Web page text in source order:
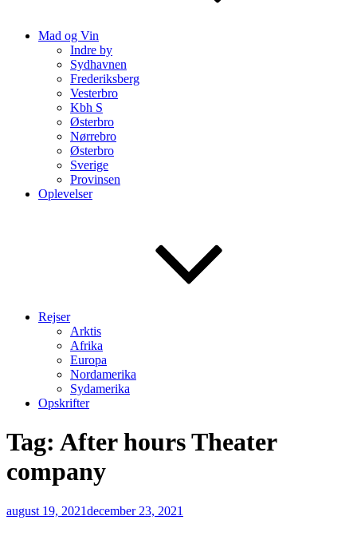
Mad og Vin
Indre by
Sydhavnen
Frederiksberg
Vesterbro
Kbh S
Østerbro
Nørrebro
Østerbro
Sverige
Provinsen
Oplevelser
Rejser
Arktis
Afrika
Europa
Nordamerika
Sydamerika
Opskrifter
Tag: After hours Theater
company
Udgivet
august 19, 2021december 23, 2021